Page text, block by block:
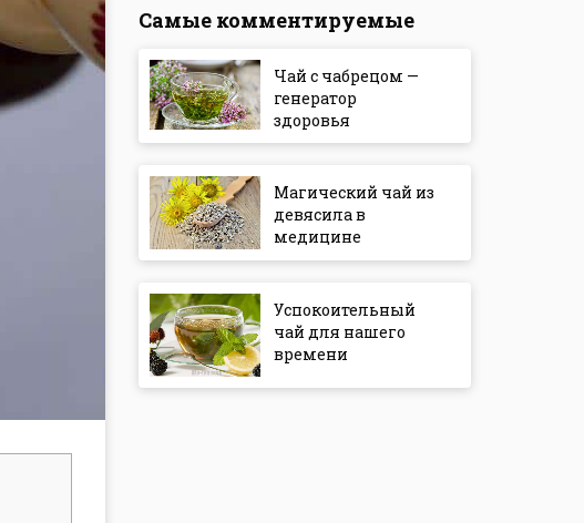
Самые комментируемые
Чай с чабрецом —
генератор
здоровья
Магический чай из
девясила в
медицине
Успокоительный
чай для нашего
времени